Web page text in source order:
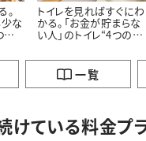
。
な
の
トイレを見ればすぐにわ
かる。「お金が貯まらな
い人」のトイレ“4つの特
一覧
けている料金プ